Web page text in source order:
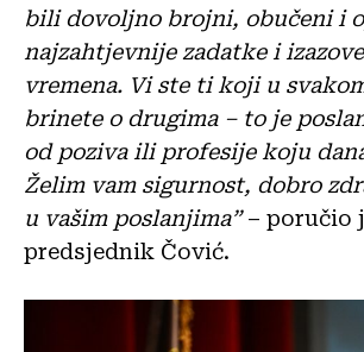
bili dovoljno brojni, obučeni i
najzahtjevnije zadatke i
vremena. Vi ste ti koji u
brinete o drugima – to je
od poziva ili profesije koju
Želim vam sigurnost, dobro
u vašim poslanjima”– poručio
predsjednik Čović.